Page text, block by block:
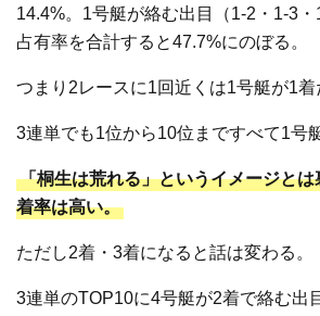
14.4%。1号艇が絡む出目（1-2・1-3
占有率を合計すると47.7%にのぼる。
つまり2レースに1回近くは1号艇が1着
3連単でも1位から10位まですべて1号
「桐生は荒れる」というイメージと
着率は高い。
ただし2着・3着になると話は変わる。
3連単のTOP10に4号艇が2着で絡む出